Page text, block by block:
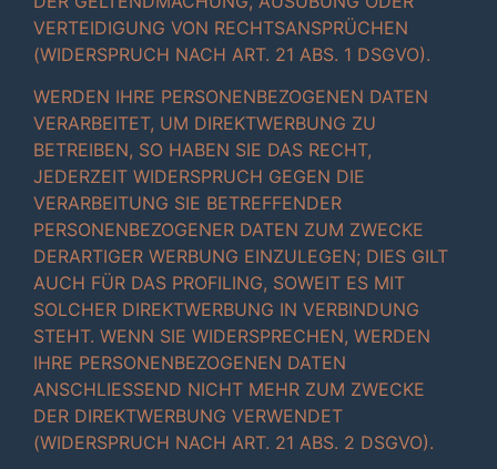
VERTEIDIGUNG VON RECHTSANSPRÜCHEN
(WIDERSPRUCH NACH ART. 21 ABS. 1 DSGVO).
WERDEN IHRE PERSONENBEZOGENEN DATEN
VERARBEITET, UM DIREKTWERBUNG ZU
BETREIBEN, SO HABEN SIE DAS RECHT,
JEDERZEIT WIDERSPRUCH GEGEN DIE
VERARBEITUNG SIE BETREFFENDER
PERSONENBEZOGENER DATEN ZUM ZWECKE
DERARTIGER WERBUNG EINZULEGEN; DIES GILT
AUCH FÜR DAS PROFILING, SOWEIT ES MIT
SOLCHER DIREKTWERBUNG IN VERBINDUNG
STEHT. WENN SIE WIDERSPRECHEN, WERDEN
IHRE PERSONENBEZOGENEN DATEN
ANSCHLIESSEND NICHT MEHR ZUM ZWECKE
DER DIREKTWERBUNG VERWENDET
(WIDERSPRUCH NACH ART. 21 ABS. 2 DSGVO).